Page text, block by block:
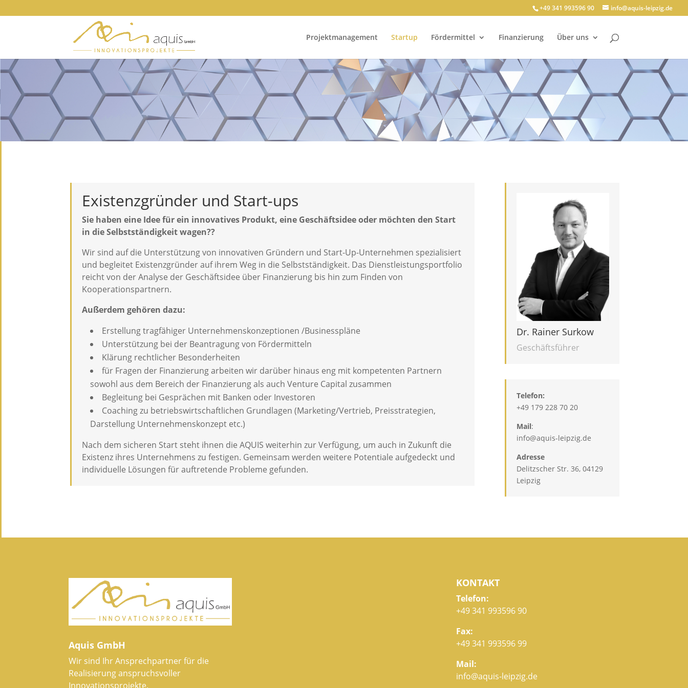
+49 341 993596 90 info@aquis-leipzig.de
Projektmanagement Startup Fördermittel Finanzierung Über uns
Existenz­gründer und Start-ups
Sie haben eine Idee für ein innovatives Produkt, eine Geschäftsidee oder möchten den Start
in die Selbstständigkeit wagen??
Wir sind auf die Unterstützung von innovativen Gründern und Start-Up-Unternehmen spezialisiert
und begleitet Existenzgründer auf ihrem Weg in die Selbstständigkeit. Das Dienstleistungsportfolio
reicht von der Analyse der Geschäftsidee über Finanzierung bis hin zum Finden von
Kooperationspartnern.
Außerdem gehören dazu:
Erstellung tragfähiger Unternehmenskonzeptionen /Businesspläne
Unterstützung bei der Beantragung von Fördermitteln
Klärung rechtlicher Besonderheiten
für Fragen der Finanzierung arbeiten wir darüber hinaus eng mit kompetenten Partnern
sowohl aus dem Bereich der Finanzierung als auch Venture Capital zusammen
Begleitung bei Gesprächen mit Banken oder Investoren
Coaching zu betriebswirtschaftlichen Grundlagen (Marketing/Vertrieb, Preisstrategien,
Darstellung Unternehmenskonzept etc.)
Nach dem sicheren Start steht ihnen die AQUIS weiterhin zur Verfügung, um auch in Zukunft die
Existenz ihres Unternehmens zu festigen. Gemeinsam werden weitere Potentiale aufgedeckt und
individuelle Lösungen für auftretende Probleme gefunden.
Dr. Rainer Surkow
Geschäftsführer
Telefon:
+49 179 228 70 20
Mail:
info@aquis-leipzig.de
Adresse
Delitzscher Str. 36, 04129
Leipzig
Aquis GmbH
Wir sind Ihr Ansprechpartner für die
Realisierung anspruchsvoller
Innovationsprojekte.
KONTAKT
Telefon:
+49 341 993596 90
Fax:
+49 341 993596 99
Mail:
info@aquis-leipzig.de